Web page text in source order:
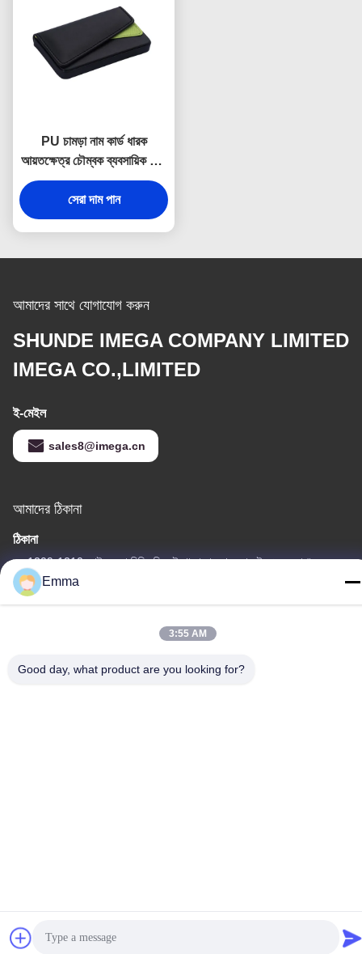
PU চামড়া নাম কার্ড ধারক
আয়তক্ষেত্র চৌম্বক ব্যবসায়িক কার্ড
হোল্ডার
সেরা দাম পান
আমাদের সাথে যোগাযোগ করুন
SHUNDE IMEGA COMPANY LIMITED
IMEGA CO.,LIMITED
ই-মেইল
sales8@imega.cn
আমাদের ঠিকানা
ঠিকানা
রুম 1209-1210, হাই জুন দা বিল্ডিং বি, গুইঝো দা দাও ঝং, রোংগুই, শুন্ডে, ফোশান,
গুয়াংডং, চীনEmma
3:55 AM
Good day, what product are you looking for?